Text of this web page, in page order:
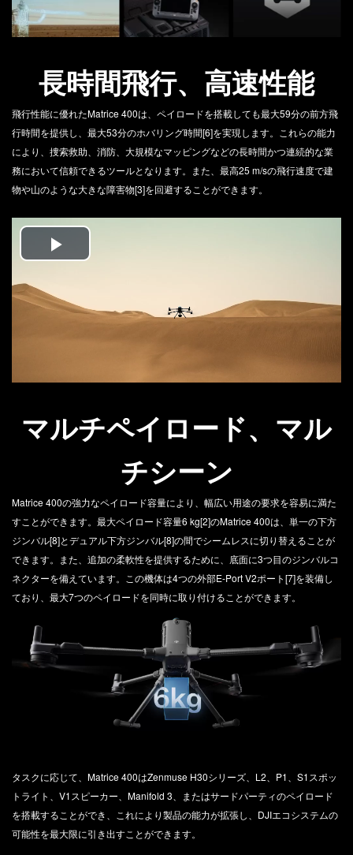
DJI GOGGLES N3
DJI GOGGLES 3
DJI GOGGLES 2
DJI RC MOTION 2
長時間飛行、高速性能
飛行性能に優れたMatrice 400は、ペイロードを搭載しても最大59分の前方飛
行時間を提供し、最大53分のホバリング時間[6]を実現します。これらの能力
により、捜索救助、消防、大規模なマッピングなどの長時間かつ連続的な業
務において信頼できるツールとなります。また、最高25 m/sの飛行速度で建
物や山のような大きな障害物[3]を回避することができます。
Play
Video
マルチペイロード、マル
チシーン
Matrice 400の強力なペイロード容量により、幅広い用途の要求を容易に満た
すことができます。最大ペイロード容量6 kg[2]のMatrice 400は、単一の下方
ジンバル[8]とデュアル下方ジンバル[8]の間でシームレスに切り替えることが
できます。また、追加の柔軟性を提供するために、底面に3つ目のジンバルコ
ネクターを備えています。この機体は4つの外部E-Port V2ポート[7]を装備し
ており、最大7つのペイロードを同時に取り付けることができます。
タスクに応じて、Matrice 400はZenmuse H30シリーズ、L2、P1、S1スポッ
トライト、V1スピーカー、Manifold 3、またはサードパーティのペイロード
を搭載することができ、これにより製品の能力が拡張し、DJIエコシステムの
可能性を最大限に引き出すことができます。